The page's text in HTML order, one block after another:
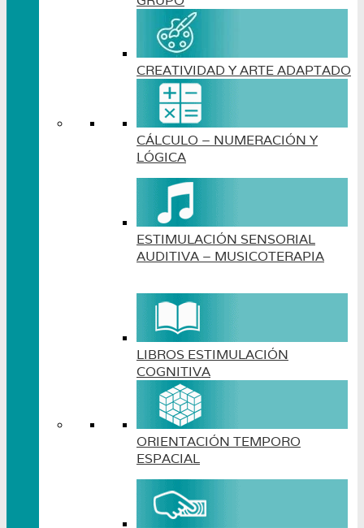
CREATIVIDAD Y ARTE ADAPTADO
CÁLCULO – NUMERACIÓN Y
LÓGICA
ESTIMULACIÓN SENSORIAL
AUDITIVA – MUSICOTERAPIA
LIBROS ESTIMULACIÓN
COGNITIVA
ORIENTACIÓN TEMPORO
ESPACIAL